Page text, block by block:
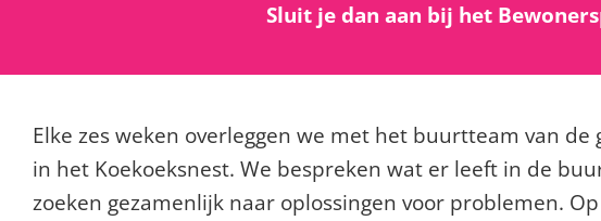
Sluit je dan aan bij het
Elke zes weken overleggen we met het buurtteam van de
in het Koekoeksnest. We bespreken wat er leeft in de
zoeken gezamenlijk naar oplossingen voor problemen.